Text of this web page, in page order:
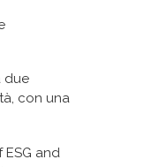
due
con una
and